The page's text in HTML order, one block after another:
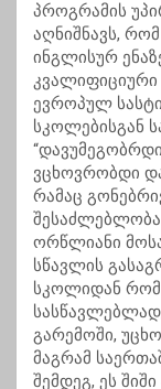
პროგრამის
აღნიშნავს,
ინგლისურ
კვალიფიციური
ევროპულ
სკოლებისგან
ვცხოვრობდი
რამაც
შესაძლებლობა
ორწლიანი
სწავლის
სკოლიდან რომ
გარემოში,
მაგრამ
შემდეგ, ეს